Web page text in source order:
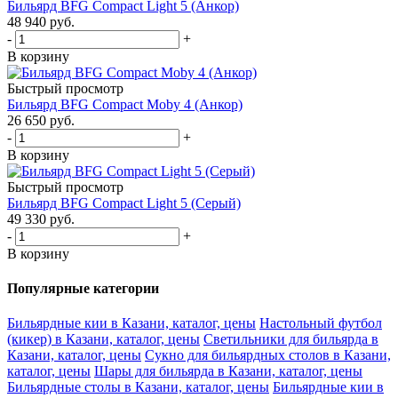
Бильярд BFG Compact Light 5 (Анкор)
48 940 руб.
-
+
В корзину
Быстрый просмотр
Бильярд BFG Compact Moby 4 (Анкор)
26 650 руб.
-
+
В корзину
Быстрый просмотр
Бильярд BFG Compact Light 5 (Серый)
49 330 руб.
-
+
В корзину
Популярные категории
Бильярдные кии в Казани, каталог, цены Настольный футбол
(кикер) в Казани, каталог, цены Светильники для бильярда в
Казани, каталог, цены Сукно для бильярдных столов в Казани,
каталог, цены Шары для бильярда в Казани, каталог, цены
Бильярдные столы в Казани, каталог, цены Бильярдные кии в